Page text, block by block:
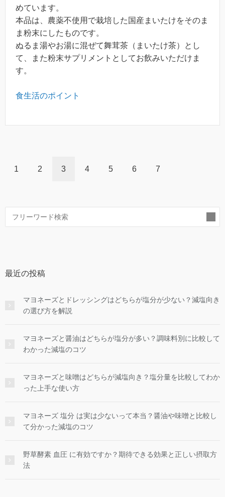
めています。
本品は、農薬不使用で栽培した国産まいたけをそのま
ま粉末にしたものです。
ぬるま湯やお湯に混ぜて舞茸茶（まいたけ茶）とし
て、また粉末サプリメントとしてお飲みいただけま
す。
食生活のポイント
1 2 3 4 5 6 7
最近の投稿
マヨネーズとドレッシングはどちらが塩分が少ない？減塩向き
の選び方を解説
マヨネーズと醤油はどちらが塩分が多い？調味料別に比較して
わかった減塩のコツ
マヨネーズと味噌はどちらが減塩向き？塩分量を比較してわか
った上手な使い方
マヨネーズ 塩分 は実は少ないって本当？醤油や味噌と比較し
て分かった減塩のコツ
野草酵素 血圧 に有効ですか？期待できる効果と正しい摂取方
法